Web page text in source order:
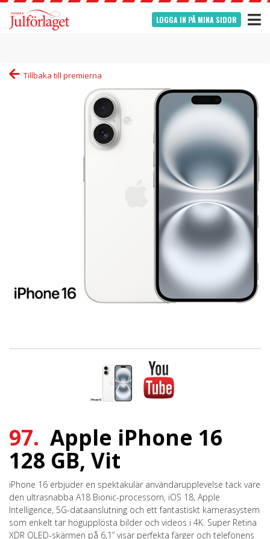
LOGGA IN PÅ MINA SIDOR
Tillbaka till premierna
97. Apple iPhone 16
128 GB, Vit
iPhone 16 erbjuder en spektakulär användarupplevelse tack vare
den ultrasnabba A18 Bionic-processorn, iOS 18, Apple
Intelligence, 5G-dataanslutning och ett fantastiskt kamerasystem
som enkelt tar högupplösta bilder och videos i 4K. Super Retina
XDR OLED-skärmen på 6,1” visar perfekta färger och telefonens